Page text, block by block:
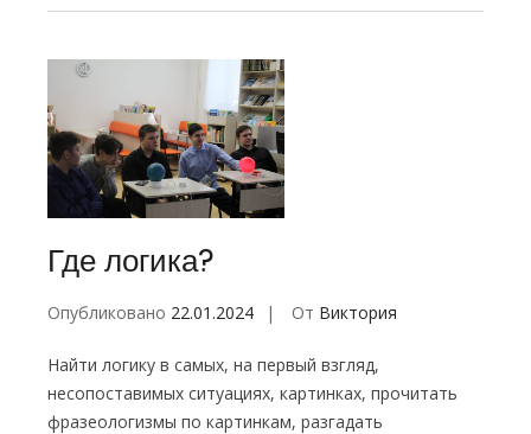
Где логика?
Опубликовано 22.01.2024 От Виктория
Найти логику в самых, на первый взгляд,
несопоставимых ситуациях, картинках, прочитать
фразеологизмы по картинкам, разгадать